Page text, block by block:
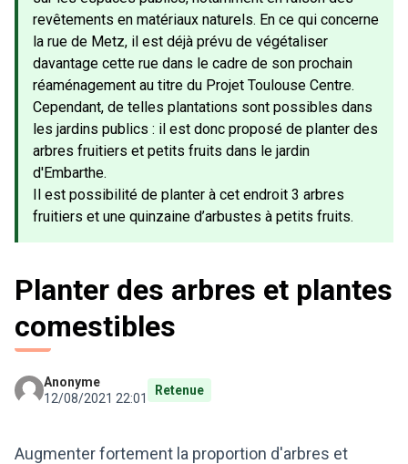
revêtements en matériaux naturels. En ce qui concerne
la rue de Metz, il est déjà prévu de végétaliser
davantage cette rue dans le cadre de son prochain
réaménagement au titre du Projet Toulouse Centre.
Cependant, de telles plantations sont possibles dans
les jardins publics : il est donc proposé de planter des
arbres fruitiers et petits fruits dans le jardin
d'Embarthe.
Il est possibilité de planter à cet endroit 3 arbres
fruitiers et une quinzaine d’arbustes à petits fruits.
Planter des arbres et plantes
comestibles
Anonyme
12/08/2021 22:01
Retenue
Augmenter fortement la proportion d'arbres et